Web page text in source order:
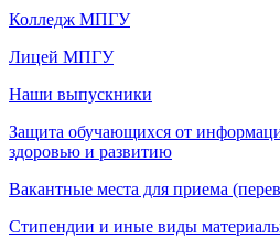
Колледж МПГУ
Лицей МПГУ
Наши выпускники
Защита обучающихся от
здоровью и развитию
Вакантные места для приема
Стипендии и иные виды